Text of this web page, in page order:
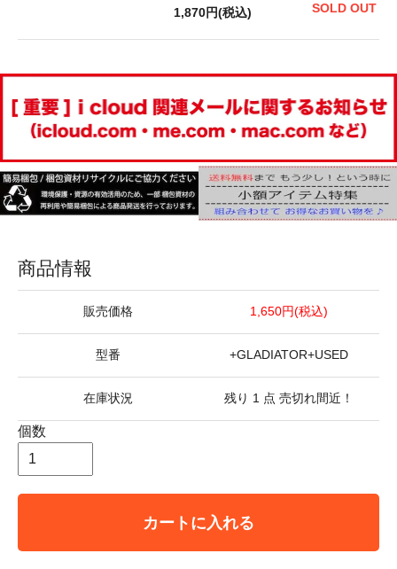
1,870円(税込)
SOLD OUT
商品情報
販売価格 1,650円(税込)
型番 +GLADIATOR+USED
在庫状況 残り 1 点 売切れ間近！
個数
カートに入れる